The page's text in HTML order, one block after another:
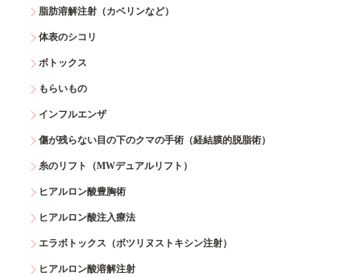
脂肪溶解注射（カベリンなど）
体表のシコリ
ボトックス
もらいもの
インフルエンザ
傷が残らない目の下のクマの手術（経結膜的脱脂術）
糸のリフト（MWデュアルリフト）
ヒアルロン酸豊胸術
ヒアルロン酸注入療法
エラボトックス（ボツリヌストキシン注射）
ヒアルロン酸溶解注射